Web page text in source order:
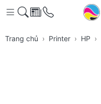
Trang chủ Printer HP